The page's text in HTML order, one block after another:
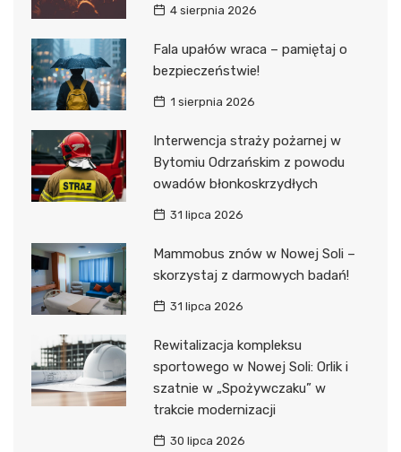
4 sierpnia 2026
Fala upałów wraca – pamiętaj o
bezpieczeństwie!
1 sierpnia 2026
Interwencja straży pożarnej w
Bytomiu Odrzańskim z powodu
owadów błonkoskrzydłych
31 lipca 2026
Mammobus znów w Nowej Soli –
skorzystaj z darmowych badań!
31 lipca 2026
Rewitalizacja kompleksu
sportowego w Nowej Soli: Orlik i
szatnie w „Spożywczaku” w
trakcie modernizacji
30 lipca 2026